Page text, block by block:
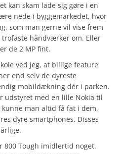
kan skam lade sig gøre i en
nede i byggemarkedet, hvor
som man gerne vil vise frem
håndværker om. Eller
de 2 MP fint.
ved jeg, at billige feature
end selv de dyreste
mobildækning dér i parken.
udstyret med en lille Nokia til
man altid få fat i dem,
dyre smartphones. Disses
800 Tough imidlertid noget.